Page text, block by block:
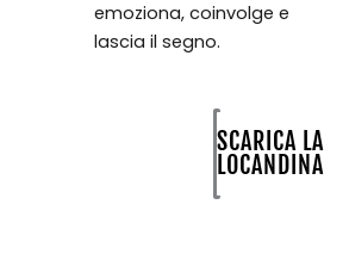
emoziona, coinvolge e
lascia il segno.
SCARICA LA
LOCANDINA